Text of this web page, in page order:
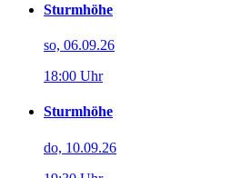
Sturmhöhe
so, 06.09.26
18:00 Uhr
Sturmhöhe
do, 10.09.26